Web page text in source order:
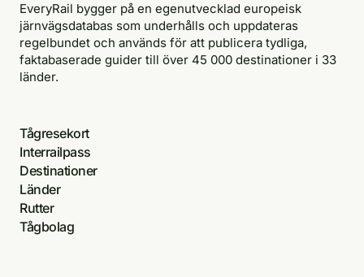
EveryRail bygger på en egenutvecklad europeisk
järnvägsdatabas som underhålls och uppdateras
regelbundet och används för att publicera tydliga,
faktabaserade guider till över 45 000 destinationer i 33
länder.
Tågresekort
Interrailpass
Destinationer
Länder
Rutter
Tågbolag